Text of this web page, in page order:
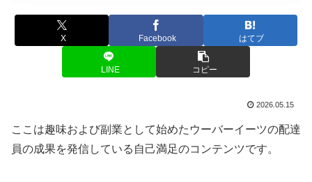
X Facebook はてブ
LINE コピー
2026.05.15
ここは趣味および副業として始めたウーバーイーツの配達
員の成果を発信している自己満足のコンテンツです。